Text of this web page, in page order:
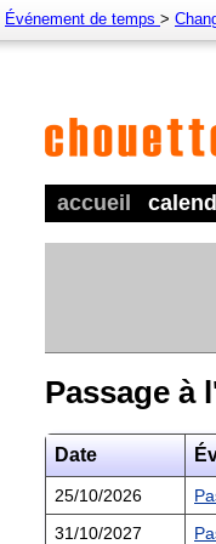
accueil
Événement de temps >
Passage à
Date
25/10/2026
31/10/2027